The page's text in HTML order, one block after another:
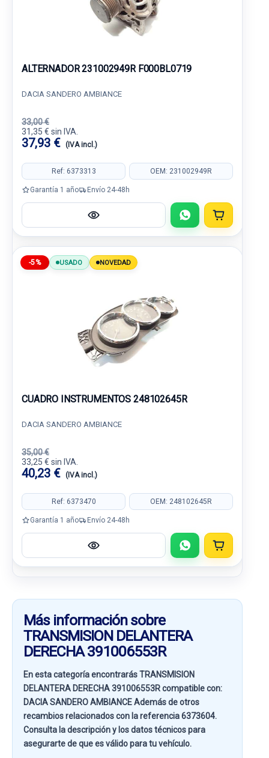
ALTERNADOR 231002949R F000BL0719
DACIA SANDERO AMBIANCE
33,00 €
31,35 € sin IVA.
37,93 € (IVA incl.)
Ref: 6373313 OEM: 231002949R
Garantía 1 año Envío 24-48h
-5% USADO NOVEDAD
CUADRO INSTRUMENTOS 248102645R
DACIA SANDERO AMBIANCE
35,00 €
33,25 € sin IVA.
40,23 € (IVA incl.)
Ref: 6373470 OEM: 248102645R
Garantía 1 año Envío 24-48h
Más información sobre
TRANSMISION DELANTERA
DERECHA 391006553R
En esta categoría encontrarás TRANSMISION
DELANTERA DERECHA 391006553R compatible con:
DACIA SANDERO AMBIANCEAdemás de otros
recambios relacionados con la referencia6373604.
Consulta la descripción y los datos técnicos para
asegurarte de que es válido para tu vehículo.